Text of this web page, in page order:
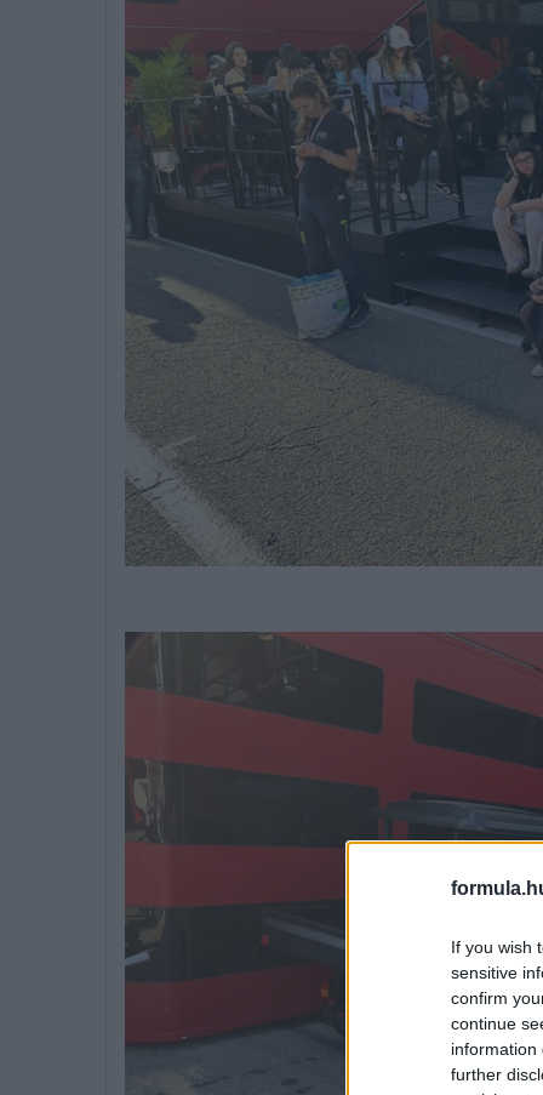
If you wish
sensitive
confirm
continue
information
further